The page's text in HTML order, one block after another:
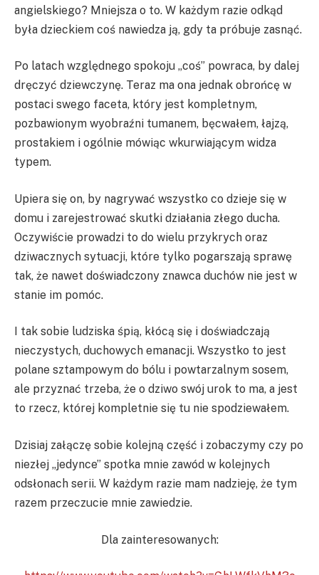
angielskiego? Mniejsza o to. W każdym razie odkąd
była dzieckiem coś nawiedza ją, gdy ta próbuje zasnąć.
Po latach względnego spokoju „coś” powraca, by dalej
dręczyć dziewczynę. Teraz ma ona jednak obrońcę w
postaci swego faceta, który jest kompletnym,
pozbawionym wyobraźni tumanem, bęcwałem, łajzą,
prostakiem i ogólnie mówiąc wkurwiającym widza
typem.
Upiera się on, by nagrywać wszystko co dzieje się w
domu i zarejestrować skutki działania złego ducha.
Oczywiście prowadzi to do wielu przykrych oraz
dziwacznych sytuacji, które tylko pogarszają sprawę
tak, że nawet doświadczony znawca duchów nie jest w
stanie im pomóc.
I tak sobie ludziska śpią, kłócą się i doświadczają
nieczystych, duchowych emanacji. Wszystko to jest
polane sztampowym do bólu i powtarzalnym sosem,
ale przyznać trzeba, że o dziwo swój urok to ma, a jest
to rzecz, której kompletnie się tu nie spodziewałem.
Dzisiaj załączę sobie kolejną część i zobaczymy czy po
niezłej „jedynce” spotka mnie zawód w kolejnych
odsłonach serii. W każdym razie mam nadzieję, że tym
razem przeczucie mnie zawiedzie.
Dla zainteresowanych: